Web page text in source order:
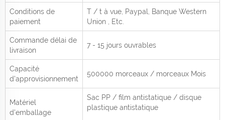
Conditions de
paiement
T / t à vue, Paypal, Banque Western
Union
, Etc.
Commande délai de
livraison
7 - 15 jours ouvrables
Capacité
d'approvisionnement
500000 morceaux / morceaux Mois
Matériel
d'emballage
Sac PP / film antistatique / disque
plastique antistatique